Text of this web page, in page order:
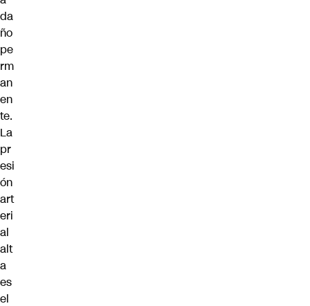
da
ño
pe
rm
an
en
te.
La
pr
esi
ón
art
eri
al
alt
a
es
el